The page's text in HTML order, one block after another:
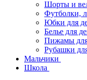
Шорты и
Футболки,
Юбки для
Белье для
Пижамы
Рубашки
Мальчики
Школа